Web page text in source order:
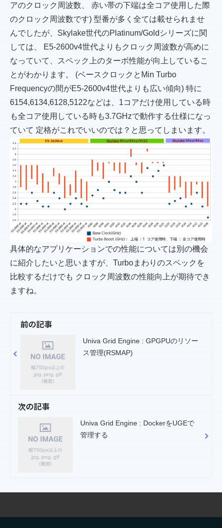
アのクロック周波数、 赤い帯の下端は全コア使用した際
のクロック周波数です) 型番が多く全ては載せられませ
んでしたが、Skylake世代のPlatinum/Goldシリーズに関
しては、 E5-2600v4世代よりもクロック周波数が高めに
なっていて、スペック上のターボ性能が向上しているこ
とがわかります。 (ベースクロックとMin Turbo
Frequencyの間がE5-2600v4世代よりも広い傾向) 特に
6154,6134,6128,5122などは、1コアだけ使用している時
も全コア使用している時も3.7GHzで動作する仕様になっ
ていて 定格がこれでいいのでは？と思ってしまいます。
具体的なアプリケーションでの性能については別の機会
に紹介したいと思いますが、Turboまわりのスペックを
比較するだけでも クロック周波数の性能向上が期待でき
ますね。
前の記事
Univa Grid Engine : GPGPUのリソー
ス管理(RSMAP)
次の記事
Univa Grid Engine : DockerをUGEで
管理する